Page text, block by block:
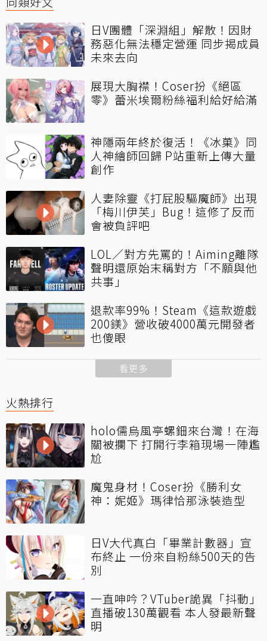
日V團體「深淵組」解散！因財
務惡化無法穩定營運 同步揭成員
未來去向
展現大胸襟！Coser扮《絕區
零》蕾米埃爾粉絲福利給好給滿
神隱兩年終於復活！《冰菓》同
人神繪師回歸 P站重新上傳大量
創作
人妻除靈《打屁股驅魔師》出現
「梅川伊芙」Bug！這修了反而
會被負評吧
LOL／對方先罵的！Aiming離隊
聲明還原始末稱對方「不願與他
共事」
退款率99%！Steam《這款遊戲
200鎂》營收破4000萬元開發者
也傻眼
看更多
火熱排行
holo儒烏風亭螺鈿來台灣！在海
關被攔下 打開行李箱現場一陣尷
尬
魔鬼身材！Coser扮《勝利女
神：妮姬》瑪律恰那泳裝造型
日V大代真白「畢業計數器」宣
布終止 一份來自粉絲500天的告
別
一直呻吟？VTuber詭異「抖動」
直播破130萬觀看 本人發最新聲
明